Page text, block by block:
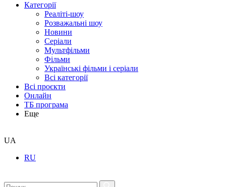
Категорії
Реаліті-шоу
Розважальні шоу
Новини
Серіали
Мультфільми
Фільми
Українські фільми і серіали
Всі категорії
Всі проєкти
Онлайн
ТБ програма
Еще
UA
RU